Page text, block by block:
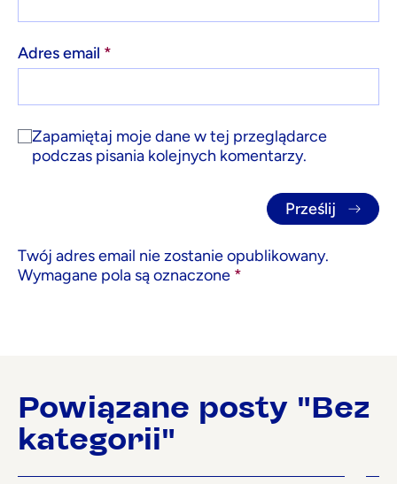
Adres email *
Zapamiętaj moje dane w tej przeglądarce
podczas pisania kolejnych komentarzy.
Twój adres email nie zostanie opublikowany.
Wymagane pola są oznaczone *
Powiązane posty "Bez
kategorii"